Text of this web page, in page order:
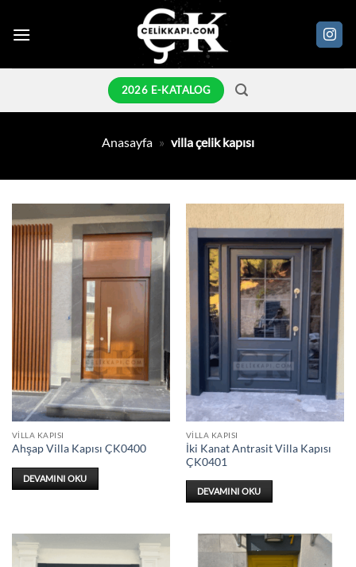
atla
2026 E-KATALOG
Anasayfa » villa çelik kapısı
VILLA KAPISI
Ahşap Villa Kapısı ÇK0400
DEVAMINI OKU
VILLA KAPISI
İki Kanat Antrasit Villa Kapısı
ÇK0401
DEVAMINI OKU